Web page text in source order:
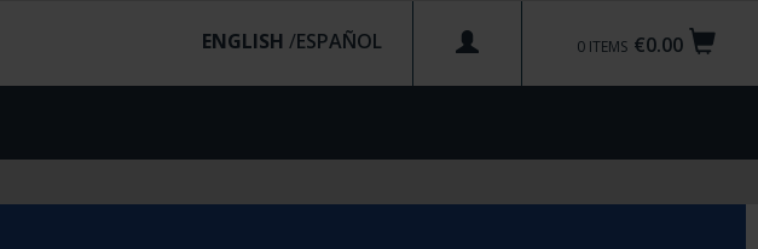
€0.00
0 ITEMS
ENGLISH /